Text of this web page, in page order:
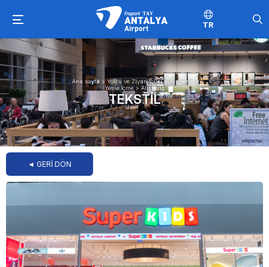
TR
Ana sayfa> Yolcu ve Ziyaretçiler>Alışveriş -
Yeme İçme> Alışveriş
TEKSTIL
◄ GERİ DÖN